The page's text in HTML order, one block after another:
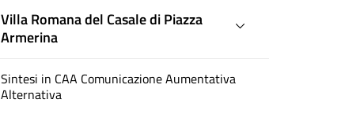
Villa Romana del Casale di Piazza
Armerina
Sintesi in CAA Comunicazione Aumentativa
Alternativa